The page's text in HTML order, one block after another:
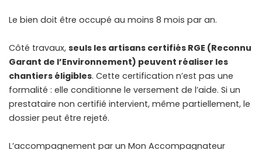
Le bien doit être occupé au moins 8 mois par an.
Côté travaux, seuls les artisans certifiés RGE (Reconnu
Garant de l’Environnement) peuvent réaliser les
chantiers éligibles. Cette certification n’est pas une
formalité : elle conditionne le versement de l’aide. Si un
prestataire non certifié intervient, même partiellement, le
dossier peut être rejeté.
L’accompagnement par un Mon Accompagnateur